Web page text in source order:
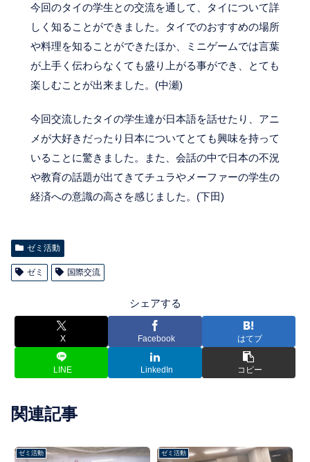
今回のタイの学生との交流を通して、タイについて詳
しく知ることができました。タイでのおすすめの場所
や料理を知ることができたほか、ミニゲームでは言葉
が上手く伝わらなくても盛り上がる事ができ、とても
楽しむことが出来ました。(中瀬)
今回交流したタイの学生達が日本語を話せたり、アニ
メが大好きだったり日本についてとても興味を持って
いることに驚きました。また、会話の中で日本の不況
や教育の話題が出てきてチュラやメーファーの学生の
経済への意識の高さを感じました。(下田)
ゼミ活動
ゼミ 国際交流
シェアする
X Facebook はてブ
LINE LinkedIn コピー
関連記事
ゼミ活動 ゼミ活動